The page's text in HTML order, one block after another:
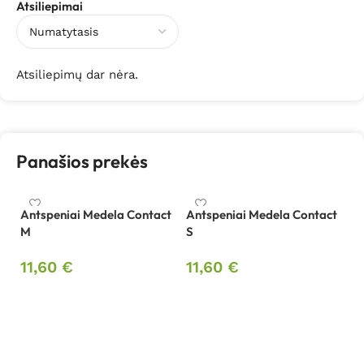
Atsiliepimai
Atsiliepimų dar nėra.
Panašios prekės
Antspeniai Medela Contact
M
11,60 €
Antspeniai Medela Contact
S
11,60 €